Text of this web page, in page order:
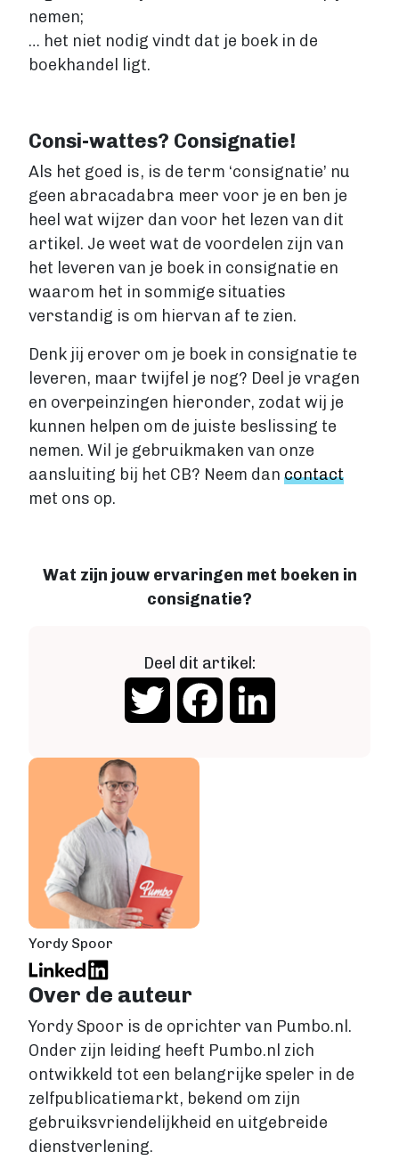
nemen;
… het niet nodig vindt dat je boek in de
boekhandel ligt.
Consi-wattes? Consignatie!
Als het goed is, is de term ‘consignatie’ nu
geen abracadabra meer voor je en ben je
heel wat wijzer dan voor het lezen van dit
artikel. Je weet wat de voordelen zijn van
het leveren van je boek in consignatie en
waarom het in sommige situaties
verstandig is om hiervan af te zien.
Denk jij erover om je boek in consignatie te
leveren, maar twijfel je nog? Deel je vragen
en overpeinzingen hieronder, zodat wij je
kunnen helpen om de juiste beslissing te
nemen. Wil je gebruikmaken van onze
aansluiting bij het CB? Neem dan contact
met ons op.
Wat zijn jouw ervaringen met boeken in
consignatie?
Deel dit artikel:
Twitter Facebook
Over de auteur
Yordy Spoor is de oprichter van Pumbo.nl.
Onder zijn leiding heeft Pumbo.nl zich
ontwikkeld tot een belangrijke speler in de
zelfpublicatiemarkt, bekend om zijn
gebruiksvriendelijkheid en uitgebreide
dienstverlening.
Yordy Spoor